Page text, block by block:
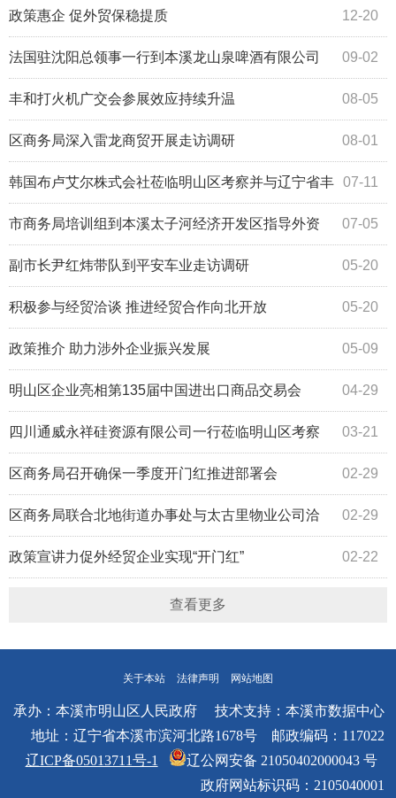
司、中能建湖南火电建设有限公司考察推进在谈项目 12-20
政策惠企 促外贸保稳提质
09-02
法国驻沈阳总领事一行到本溪龙山泉啤酒有限公司
参观考察 08-05
丰和打火机广交会参展效应持续升温
08-01
区商务局深入雷龙商贸开展走访调研
07-11
韩国布卢艾尔株式会社莅临明山区考察并与辽宁省丰
运新材料科技有限公司签订合作框架协议 07-05
市商务局培训组到本溪太子河经济开发区指导外资
外贸和招商引资工作 05-20
副市长尹红炜带队到平安车业走访调研
05-20
积极参与经贸洽谈 推进经贸合作向北开放
05-09
政策推介 助力涉外企业振兴发展
04-29
明山区企业亮相第135届中国进出口商品交易会
03-21
四川通威永祥硅资源有限公司一行莅临明山区考察
座谈 02-29
区商务局召开确保一季度开门红推进部署会
02-29
区商务局联合北地街道办事处与太古里物业公司洽
谈打造网红打卡地项目 02-22
政策宣讲力促外经贸企业实现“开门红”
查看更多
关于本站 法律声明 网站地图
承办：本溪市明山区人民政府 技术支持：本溪市数据中心
地址：辽宁省本溪市滨河北路1678号 邮政编码：117022
辽ICP备05013711号-1
辽公网安备 21050402000043 号
政府网站标识码：2105040001